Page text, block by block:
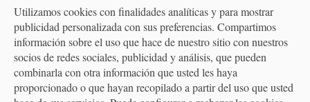
AL CLIENTE
PREMIAMOS TUS COMPRAS
Utilizamos cookies con finalidades analíticas y para mostrar
publicidad personalizada con sus preferencias. Compartimos
información sobre el uso que hace de nuestro sitio con nuestros
socios de redes sociales, publicidad y análisis, que pueden
combinarla con otra información que usted les haya
proporcionado o que hayan recopilado a partir del uso que usted